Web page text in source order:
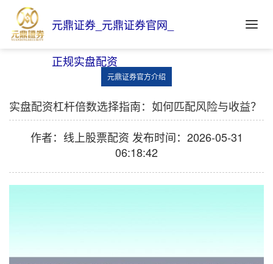
元鼎证券_元鼎证券官网_
正规实盘配资
元鼎证券官方介绍
实盘配资杠杆倍数选择指南：如何匹配风险与收益？
作者：线上股票配资 发布时间：2026-05-31
06:18:42